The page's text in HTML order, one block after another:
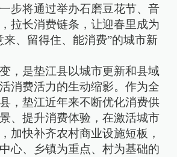
步将通过举办石磨豆花节、音
拉长消费链条，让迎春里成为
来、留得住、能消费”的城市新
，是垫江县以城市更新和县域
消费活力的生动缩影。作为全
，垫江近年来不断优化消费供
、提升消费体验，在激活城市
加快补齐农村商业设施短板，
心、乡镇为重点、村为基础的